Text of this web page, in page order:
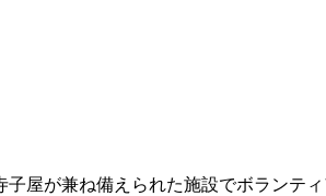
屋が兼ね備えられた施設でボランテ